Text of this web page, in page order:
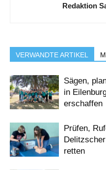
Redaktion
VERWANDTE ARTIKEL
Sägen,
in
erschaffen
Prüfen,
retten